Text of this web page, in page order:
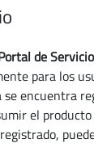
de
para los
se encuentra
el